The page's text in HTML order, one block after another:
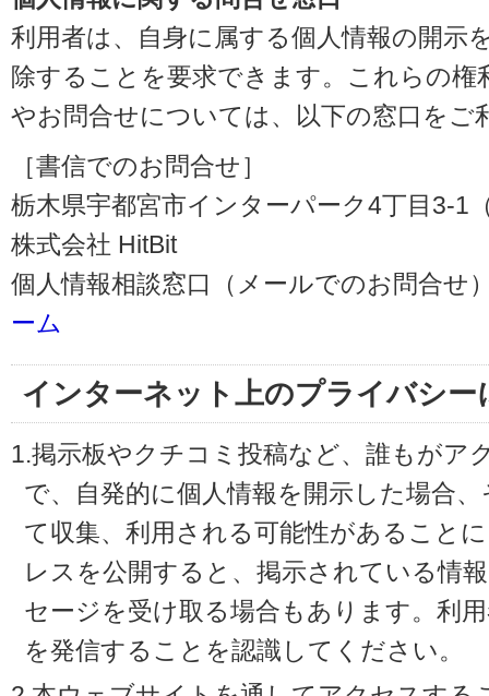
利用者は、自身に属する個人情報の開示
除することを要求できます。これらの権
やお問合せについては、以下の窓口をご
［書信でのお問合せ］
栃木県宇都宮市インターパーク4丁目3-1
株式会社 HitBit
個人情報相談窓口（メールでのお問合せ
ーム
インターネット上のプライバシー
1.掲示板やクチコミ投稿など、誰もがア
で、自発的に個人情報を開示した場合
て収集、利用される可能性があること
レスを公開すると、掲示されている情
セージを受け取る場合もあります。利
を発信することを認識してください。